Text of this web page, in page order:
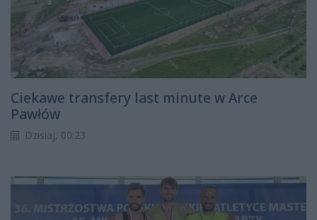
Ciekawe transfery last minute w Arce
Pawłów
Dzisiaj, 00:23